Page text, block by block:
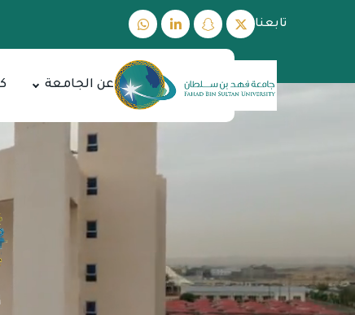
تابعنا
عن الجامعة